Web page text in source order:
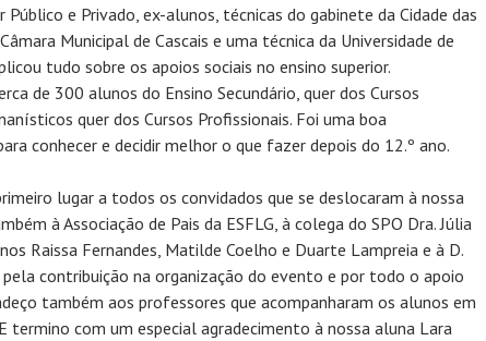
Público e Privado, ex-alunos, técnicas do gabinete da Cidade das
Municipal de Cascais e uma técnica da Universidade de
tudo sobre os apoios sociais no ensino superior.
de 300 alunos do Ensino Secundário, quer dos Cursos
quer dos Cursos Profissionais. Foi uma boa
conhecer e decidir melhor o que fazer depois do 12.º ano.
lugar a todos os convidados que se deslocaram à nossa
à Associação de Pais da ESFLG, à colega do SPO Dra. Júlia
Raissa Fernandes, Matilde Coelho e Duarte Lampreia e à D.
contribuição na organização do evento e por todo o apoio
também aos professores que acompanharam os alunos em
termino com um especial agradecimento à nossa aluna Lara